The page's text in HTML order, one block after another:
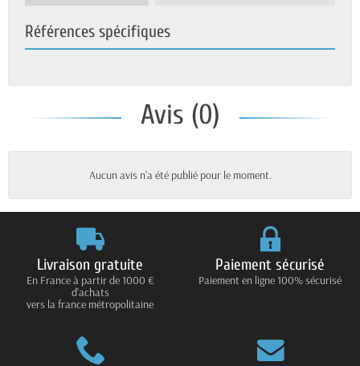
Références spécifiques
Avis (0)
Aucun avis n'a été publié pour le moment.
Livraison gratuite
En France à partir de 1000 €
d'achats
vers la france métropolitaine
Paiement sécurisé
Paiement en ligne 100% sécurisé